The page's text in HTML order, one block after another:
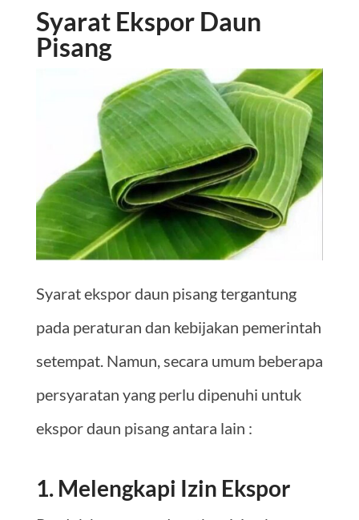
Syarat Ekspor Daun
Pisang
Syarat ekspor daun pisang tergantung
pada peraturan dan kebijakan pemerintah
setempat. Namun, secara umum beberapa
persyaratan yang perlu dipenuhi untuk
ekspor daun pisang antara lain :
1. Melengkapi Izin Ekspor